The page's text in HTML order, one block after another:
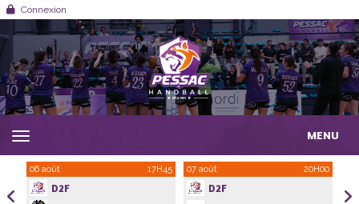
Connexion
MENU
06 août 17H45
D2F
07 août 20H00
D2F
Panneau de gestion des cookies